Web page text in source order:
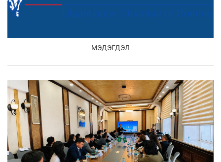
МЭДЭГДЭЛ